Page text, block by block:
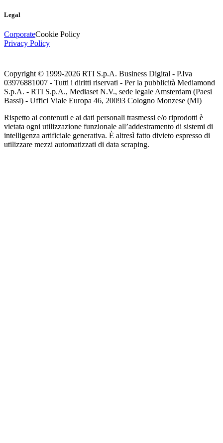
Legal
CorporateCookie Policy
Privacy Policy
Copyright © 1999-2026 RTI S.p.A. Business Digital - P.Iva
03976881007 - Tutti i diritti riservati - Per la pubblicità Mediamond
S.p.A. - RTI S.p.A., Mediaset N.V., sede legale Amsterdam (Paesi
Bassi) - Uffici Viale Europa 46, 20093 Cologno Monzese (MI)
Rispetto ai contenuti e ai dati personali trasmessi e/o riprodotti è
vietata ogni utilizzazione funzionale all’addestramento di sistemi di
intelligenza artificiale generativa. È altresì fatto divieto espresso di
utilizzare mezzi automatizzati di data scraping.